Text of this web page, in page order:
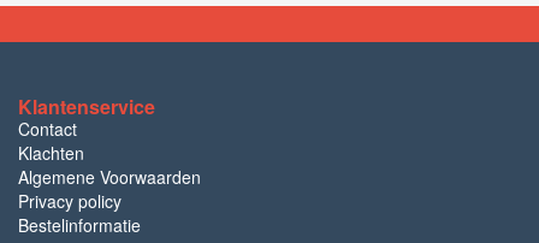
Klantenservice
Contact
Klachten
Algemene Voorwaarden
Privacy policy
Bestelinformatie